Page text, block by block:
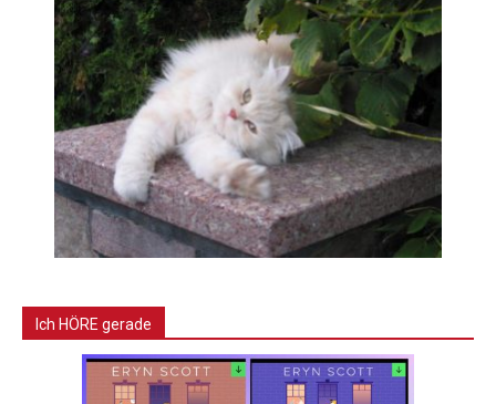
Ich HÖRE gerade